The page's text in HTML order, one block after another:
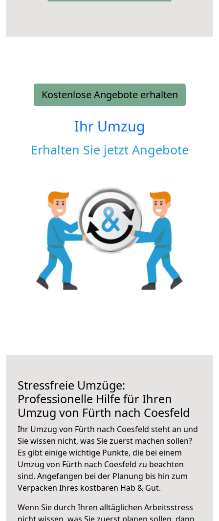
Kostenlose Angebote erhalten
Ihr Umzug
Erhalten Sie jetzt Angebote
Stressfreie Umzüge:
Professionelle Hilfe für Ihren
Umzug von Fürth nach Coesfeld
Ihr Umzug von Fürth nach Coesfeld steht an und
Sie wissen nicht, was Sie zuerst machen sollen?
Es gibt einige wichtige Punkte, die bei einem
Umzug von Fürth nach Coesfeld zu beachten
sind. Angefangen bei der Planung bis hin zum
Verpacken Ihres kostbaren Hab & Gut.
Wenn Sie durch Ihren alltäglichen Arbeitsstress